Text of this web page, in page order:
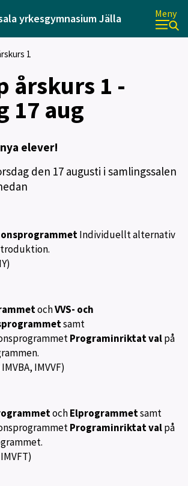
yrkesgymnasium Jälla Meny
1
årskurs 1 -
17 aug
elever!
den 17 augusti i samlingssalen
Individuellt alternativ
ochVVS- och
samt
Programinriktat valpå
IMVVF)
ochElprogrammetsamt
Programinriktat valpå